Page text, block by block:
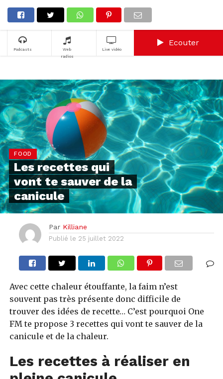
Podcasts
Web
radios
Live vidéo
Ecouter
FOOD
Les recettes qui
vont te sauver de la
canicule
Par Killiane
Publié le 25 juillet 2022
Avec cette chaleur étouffante, la faim n’est
souvent pas très présente donc difficile de
trouver des idées de recette… C’est pourquoi One
FM te propose 3 recettes qui vont te sauver de la
canicule et de la chaleur.
Les recettes à réaliser en